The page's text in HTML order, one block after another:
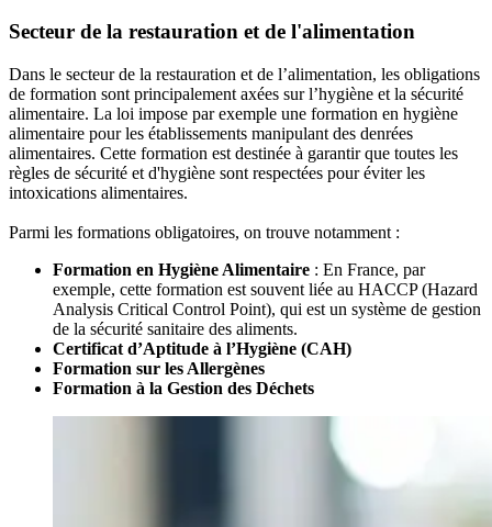
Secteur de la restauration et de l'alimentation
Dans le secteur de la restauration et de l’alimentation, les obligations
de formation sont principalement axées sur l’hygiène et la sécurité
alimentaire. La loi impose par exemple une formation en hygiène
alimentaire pour les établissements manipulant des denrées
alimentaires. Cette formation est destinée à garantir que toutes les
règles de sécurité et d'hygiène sont respectées pour éviter les
intoxications alimentaires.
Parmi les formations obligatoires, on trouve notamment :
Formation en Hygiène Alimentaire : En France, par
exemple, cette formation est souvent liée au HACCP (Hazard
Analysis Critical Control Point), qui est un système de gestion
de la sécurité sanitaire des aliments.
Certificat d’Aptitude à l’Hygiène (CAH)
Formation sur les Allergènes
Formation à la Gestion des Déchets